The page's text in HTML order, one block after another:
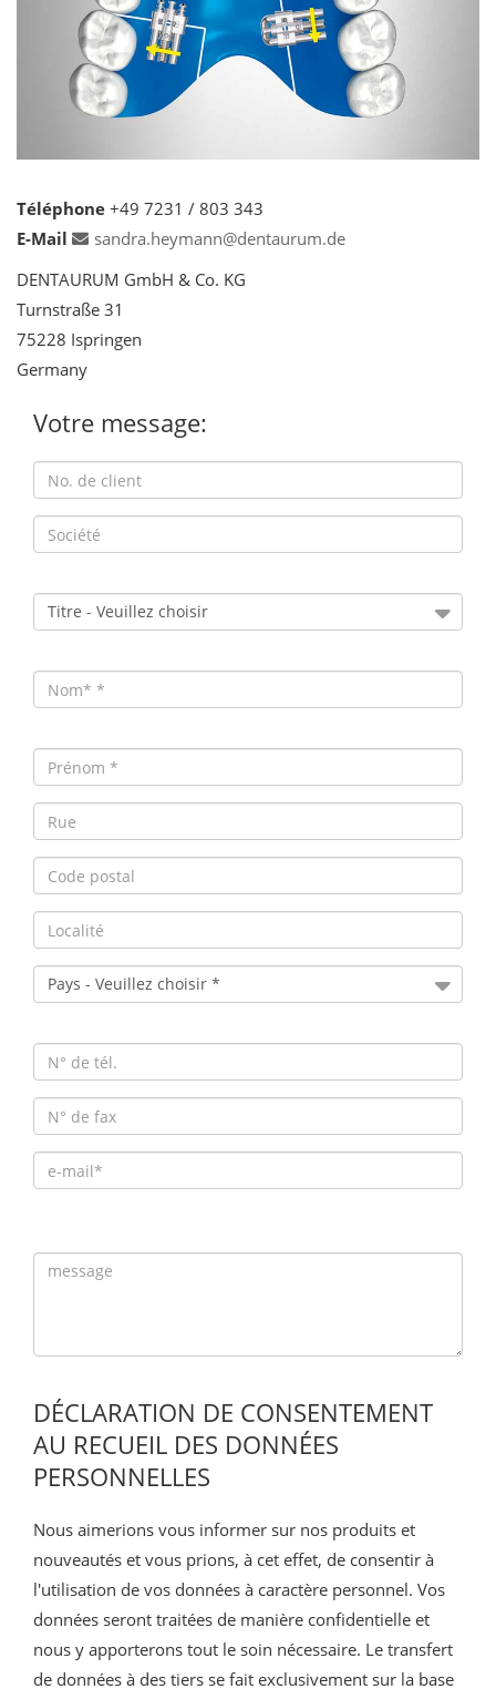
Téléphone +49 7231 / 803 343
E-Mail
sandra.heymann@dentaurum.de
DENTAURUM GmbH & Co. KG
Turnstraße 31
75228 Ispringen
Germany
Votre message:
DÉCLARATION DE CONSENTEMENT
AU RECUEIL DES DONNÉES
PERSONNELLES
Nous aimerions vous informer sur nos produits et
nouveautés et vous prions, à cet effet, de consentir à
l'utilisation de vos données à caractère personnel. Vos
données seront traitées de manière confidentielle et
nous y apporterons tout le soin nécessaire. Le transfert
de données à des tiers se fait exclusivement sur la base